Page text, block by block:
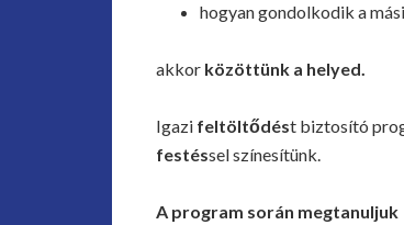
hogyan gondolkodik a
akkor közöttünk a helyed.
Igazi feltöltődést biztosító
festéssel színesítünk.
A program során megtanuljuk